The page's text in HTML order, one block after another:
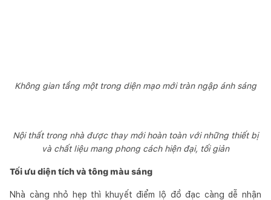
Không gian tầng một trong diện mạo mới tràn ngập ánh sáng
Nội thất trong nhà được thay mới hoàn toàn với những thiết bị
và chất liệu mang phong cách hiện đại, tối giản
Tối ưu diện tích và tông màu sáng
Nhà càng nhỏ hẹp thì khuyết điểm lộ đồ đạc càng dễ nhận